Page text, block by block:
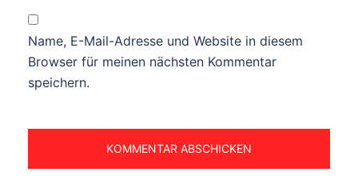
Name, E-Mail-Adresse und Website in diesem
Browser für meinen nächsten Kommentar
speichern.